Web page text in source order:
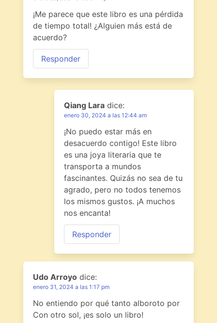
¡Me parece que este libro es una pérdida
de tiempo total! ¿Alguien más está de
acuerdo?
Responder
Qiang Lara dice:
enero 30, 2024 a las 12:44 am
¡No puedo estar más en
desacuerdo contigo! Este libro
es una joya literaria que te
transporta a mundos
fascinantes. Quizás no sea de tu
agrado, pero no todos tenemos
los mismos gustos. ¡A muchos
nos encanta!
Responder
Udo Arroyo dice:
enero 31, 2024 a las 1:17 pm
No entiendo por qué tanto alboroto por
Con otro sol, ¡es solo un libro!